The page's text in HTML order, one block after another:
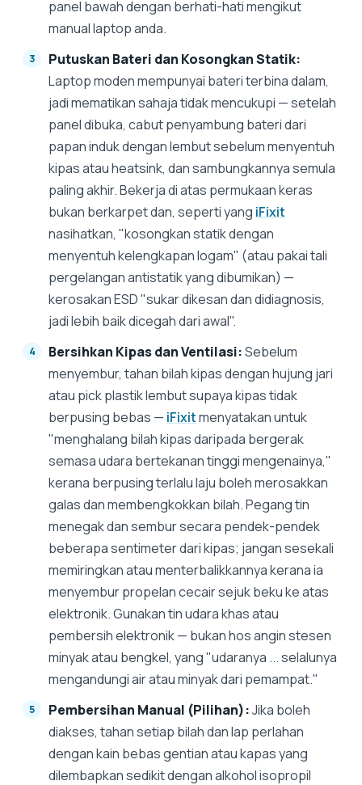
panel bawah dengan berhati-hati mengikut
manual laptop anda.
Putuskan Bateri dan Kosongkan Statik:
Laptop moden mempunyai bateri terbina dalam,
jadi mematikan sahaja tidak mencukupi — setelah
panel dibuka, cabut penyambung bateri dari
papan induk dengan lembut sebelum menyentuh
kipas atau heatsink, dan sambungkannya semula
paling akhir. Bekerja di atas permukaan keras
bukan berkarpet dan, seperti yang iFixit
nasihatkan, "kosongkan statik dengan
menyentuh kelengkapan logam" (atau pakai tali
pergelangan antistatik yang dibumikan) —
kerosakan ESD "sukar dikesan dan didiagnosis,
jadi lebih baik dicegah dari awal".
Bersihkan Kipas dan Ventilasi:Sebelum
menyembur, tahan bilah kipas dengan hujung jari
atau pick plastik lembut supaya kipas tidak
berpusing bebas — iFixitmenyatakan untuk
"menghalang bilah kipas daripada bergerak
semasa udara bertekanan tinggi mengenainya,"
kerana berpusing terlalu laju boleh merosakkan
galas dan membengkokkan bilah. Pegang tin
menegak dan sembur secara pendek-pendek
beberapa sentimeter dari kipas; jangan sesekali
memiringkan atau menterbalikkannya kerana ia
menyembur propelan cecair sejuk beku ke atas
elektronik. Gunakan tin udara khas atau
pembersih elektronik — bukan hos angin stesen
minyak atau bengkel, yang "udaranya ... selalunya
mengandungi air atau minyak dari pemampat."
Pembersihan Manual (Pilihan):Jika boleh
diakses, tahan setiap bilah dan lap perlahan
dengan kain bebas gentian atau kapas yang
dilembapkan sedikit dengan alkohol isopropil